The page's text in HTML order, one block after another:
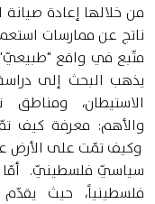
من خلالها إعادة صيانة
ناتج عن ممارسات
متّبع في واقع "طبيعيّ".
يذهب البحث إلى
الاستيطان، ومناطق
والأهم: معرفة كيف
وكيف تمّت على الأرض
سياسيّ فلسطينيّ. أمّا
فلسطينياً، حيث